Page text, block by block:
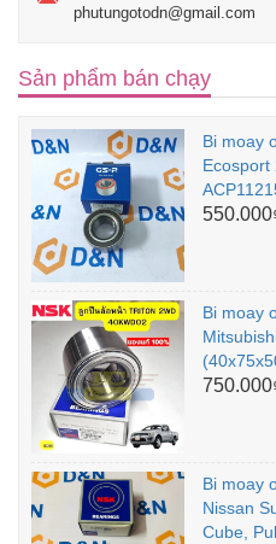
phutungotodn@gmail.com
Sản phẩm bán chạy
Bi moay
Ecosport
Bi moay
Bi moay
Nissan
Cube,